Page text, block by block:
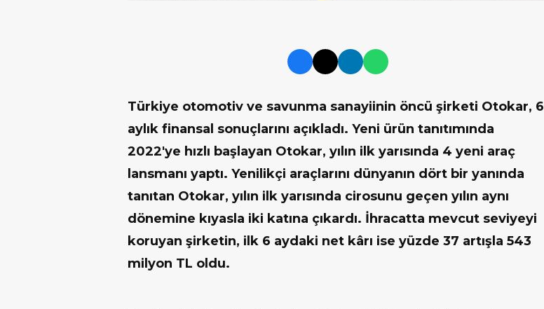
Türkiye otomotiv ve savunma sanayiinin öncü şirketi Otokar, 6
aylık finansal sonuçlarını açıkladı. Yeni ürün tanıtımında
2022'ye hızlı başlayan Otokar, yılın ilk yarısında 4 yeni araç
lansmanı yaptı. Yenilikçi araçlarını dünyanın dört bir yanında
tanıtan Otokar, yılın ilk yarısında cirosunu geçen yılın aynı
dönemine kıyasla iki katına çıkardı. İhracatta mevcut seviyeyi
koruyan şirketin, ilk 6 aydaki net kârı ise yüzde 37 artışla 543
milyon TL oldu.